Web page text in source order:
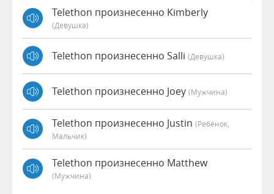
Telethon произнесенно Kimberly
(девушка)
Telethon произнесенно Salli (девушка)
Telethon произнесенно Joey (мужчина)
Telethon произнесенно Justin (Ребёнок,
Мальчик)
Telethon произнесенно Matthew
(мужчина)